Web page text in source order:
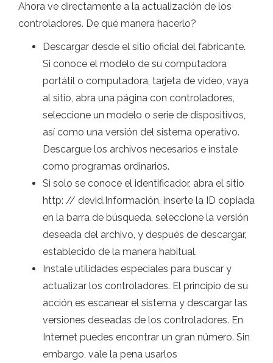
Ahora ve directamente a la actualización de los
controladores. De qué manera hacerlo?
Descargar desde el sitio oficial del fabricante.
Si conoce el modelo de su computadora
portátil o computadora, tarjeta de video, vaya
al sitio, abra una página con controladores,
seleccione un modelo o serie de dispositivos,
así como una versión del sistema operativo.
Descargue los archivos necesarios e instale
como programas ordinarios.
Si solo se conoce el identificador, abra el sitio
http: // devid.Información, inserte la ID copiada
en la barra de búsqueda, seleccione la versión
deseada del archivo, y después de descargar,
establecido de la manera habitual.
Instale utilidades especiales para buscar y
actualizar los controladores. El principio de su
acción es escanear el sistema y descargar las
versiones deseadas de los controladores. En
Internet puedes encontrar un gran número. Sin
embargo, vale la pena usarlos